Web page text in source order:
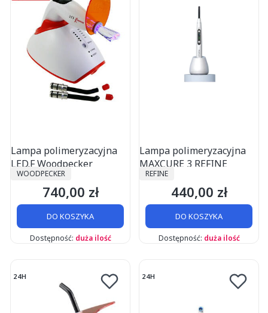
Lampa polimeryzacyjna
LED.F Woodpecker
PRODUCENT
WOODPECKER
Cena
740,00 zł
DO KOSZYKA
Dostępność: duża ilość
Lampa polimeryzacyjna
MAXCURE 3 REFINE
PRODUCENT
REFINE
Cena
440,00 zł
DO KOSZYKA
Dostępność: duża ilość
24H 24H